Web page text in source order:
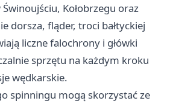
Kołobrzegu oraz
dorsza, fląder, troci bałtyckiej
liczne falochrony i główki
sprzętu na każdym kroku
wędkarskie.
spinningu mogą skorzystać ze